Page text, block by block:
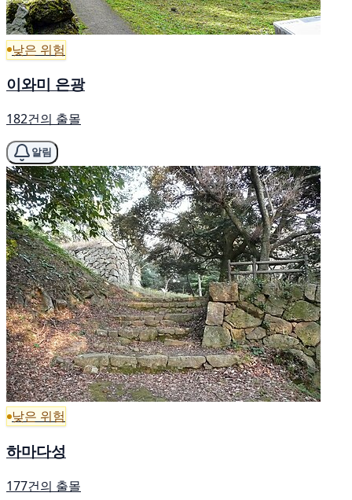
낮은 위험
이와미 은광
182건의 출몰
알림
낮은 위험
하마다성
177건의 출몰